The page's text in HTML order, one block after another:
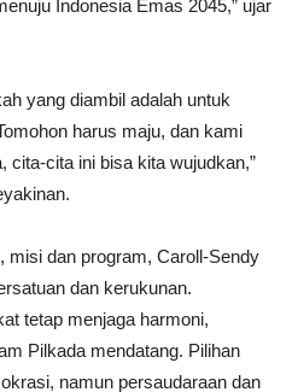
Indonesia Emas 2045,” ujar
yang diambil adalah untuk
harus maju, dan kami
cita-cita ini bisa kita wujudkan,”
misi dan program, Caroll-Sendy
dan kerukunan.
tetap menjaga harmoni,
Pilkada mendatang. Pilihan
namun persaudaraan dan